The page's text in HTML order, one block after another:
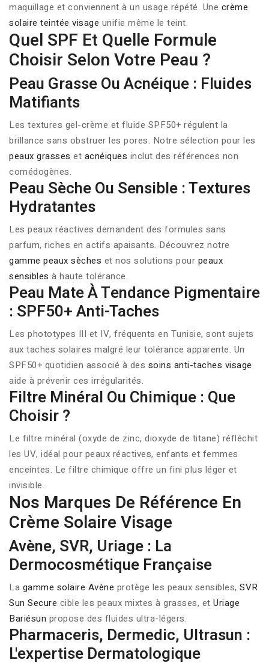
maquillage et conviennent à un usage répété. Une crème
solaire teintée visage unifie même le teint.
Quel SPF Et Quelle Formule
Choisir Selon Votre Peau ?
Peau Grasse Ou Acnéique : Fluides
Matifiants
Les textures gel-crème et fluide SPF50+ régulent la
brillance sans obstruer les pores. Notre sélection pour les
peaux grasses et acnéiques inclut des références non
comédogènes.
Peau Sèche Ou Sensible : Textures
Hydratantes
Les peaux réactives demandent des formules sans
parfum, riches en actifs apaisants. Découvrez notre
gamme peaux sèches et nos solutions pour peaux
sensibles à haute tolérance.
Peau Mate À Tendance Pigmentaire
: SPF50+ Anti-Taches
Les phototypes III et IV, fréquents en Tunisie, sont sujets
aux taches solaires malgré leur tolérance apparente. Un
SPF50+ quotidien associé à des soins anti-taches visage
aide à prévenir ces irrégularités.
Filtre Minéral Ou Chimique : Que
Choisir ?
Le filtre minéral (oxyde de zinc, dioxyde de titane) réfléchit
les UV, idéal pour peaux réactives, enfants et femmes
enceintes. Le filtre chimique offre un fini plus léger et
invisible.
Nos Marques De Référence En
Crème Solaire Visage
Avène, SVR, Uriage : La
Dermocosmétique Française
La gamme solaire Avène protège les peaux sensibles, SVR
Sun Secure cible les peaux mixtes à grasses, et Uriage
Bariésun propose des fluides ultra-légers.
Pharmaceris, Dermedic, Ultrasun :
L'expertise Dermatologique